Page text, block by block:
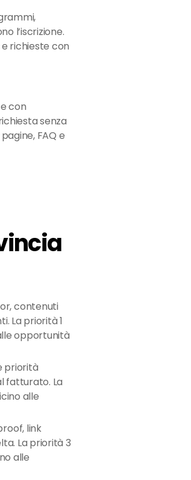
l’iscrizione.
richieste con
con
senza
FAQ e
contenuti
La priorità 1
opportunità
priorità
fatturato. La
alle
link
La priorità 3
alle